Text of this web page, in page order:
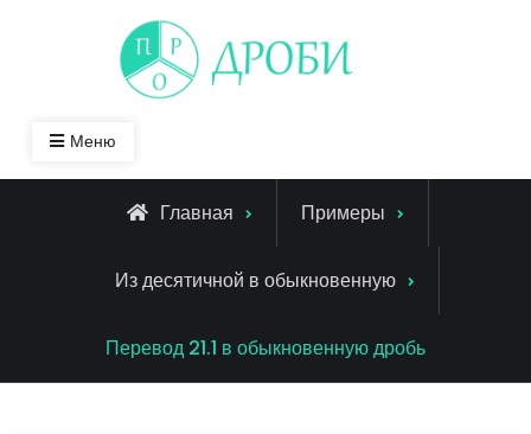
Меню
Главная Примеры
Из десятичной в обыкновенную
Перевод 21.1 в обыкновенную дробь